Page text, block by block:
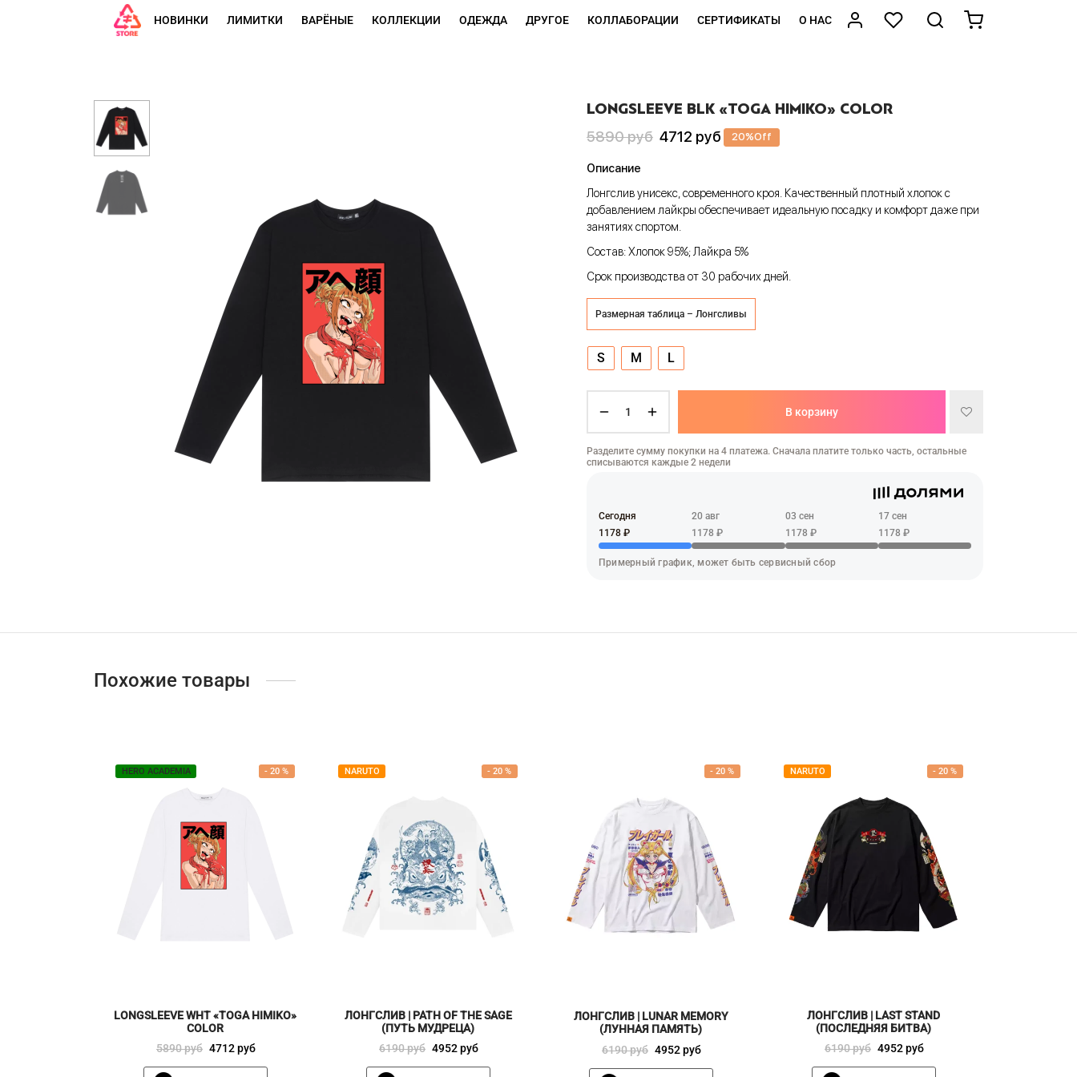
НОВИНКИ ЛИМИТКИ ВАРЁНЫЕ КОЛЛЕКЦИИ ОДЕЖДА ДРУГОЕ КОЛЛАБОРАЦИИ СЕРТИФИКАТЫ О НАС
LONGSLEEVE BLK «TOGA HIMIKO» COLOR
20%Off
5890руб
Первоначальная
цена
5890 руб
4712 руб
Текущая
цена:
Описание
Лонгслив унисекс, современного кроя. Качественный плотный хлопок с
добавлением лайкры обеспечивает идеальную посадку и комфорт даже при
занятиях спортом.
Состав: Хлопок 95%; Лайкра 5%
Срок производства от 30 рабочих дней.
Размерная таблица – Лонгсливы
S M L
В корзину
Разделите сумму покупки на 4 платежа. Сначала платите только часть, остальные
списываются каждые 2 недели
Сегодня
1178 ₽
20 авг
1178 ₽
03 сен
1178 ₽
17 сен
1178 ₽
Примерный график, может быть сервисный сбор
Похожие товары
- 20 %
HERO ACADEMIA
LONGSLEEVE WHT «TOGA HIMIKO»
COLOR
5890руб
Первоначальная
цена
4712руб
Текущая
цена:
- 20 %
NARUTO
ЛОНГСЛИВ | PATH OF THE SAGE
(ПУТЬ МУДРЕЦА)
6190руб
Первоначальная
цена
4952руб
Текущая
цена:
- 20 %
ЛОНГСЛИВ | LUNAR MEMORY
(ЛУННАЯ ПАМЯТЬ)
6190руб
Первоначальная
цена
4952руб
Текущая
цена:
- 20 %
NARUTO
ЛОНГСЛИВ | LAST STAND
(ПОСЛЕДНЯЯ БИТВА)
6190руб
Первоначальная
цена
4952руб
Текущая
цена: